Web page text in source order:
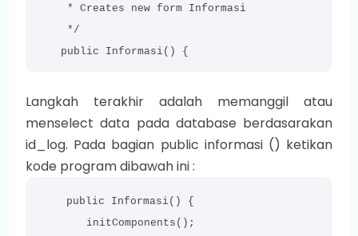
* Creates new form Informasi
*/
public Informasi() {
Langkah terakhir adalah memanggil atau
menselect data pada database berdasarakan
id_log. Pada bagian public informasi () ketikan
kode program dibawah ini :
public Informasi() {
initComponents();